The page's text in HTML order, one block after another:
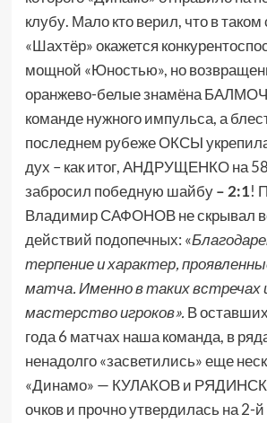
клубу. Мало кто верил, что в таком
«Шахтёр» окажется
мощной «Юностью», но
оранжево-белые знамёна
команде нужного импульса, а
последнем рубеже ОКСЫ
дух – как итог, АНДРУЩЕНКО на
забросил победную шайбу– 2:1!
Владимир САФОНОВ не скрывал
действий подопечных: «
терпение и характер,
матча. Именно в таких встречах
мастерство игроков». В
года 6 матчах наша команда, в
ненадолго «засветились» еще
«Динамо» — КУЛАКОВ и
очков и прочно утвердилась на 2-